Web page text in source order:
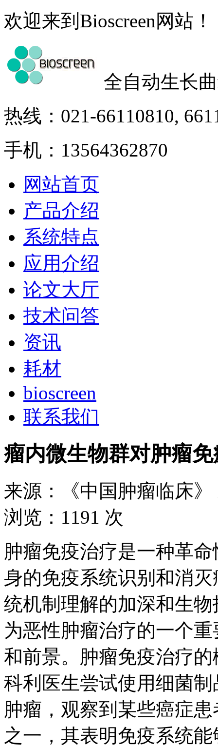
欢迎来到Bioscreen网站！
全自动生长
热线：021-66110810,
手机：13564362870
网站首页
产品介绍
系统特点
应用介绍
论文大厅
技术问答
资讯
耗材
bioscreen
联系我们
瘤内微生物群对​肿瘤
来源： 《中国肿瘤临床》
浏览： 1191 次
肿瘤免疫治疗是一种革
身的免疫系统识别和消
统机制理解的加深和生
为恶性肿瘤治疗的一个
和前景。肿瘤免疫治疗
科利医生尝试使用细菌
肿瘤，观察到某些癌症
之一，其表明免疫系统